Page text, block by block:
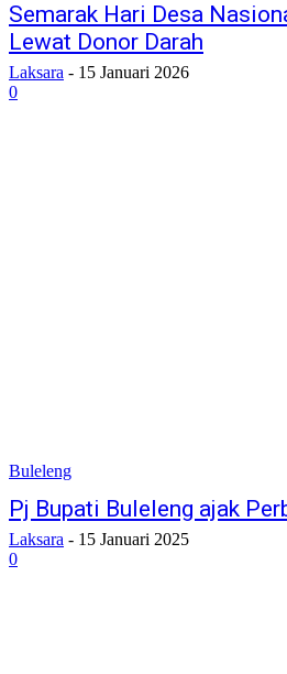
Semarak Hari Desa
Lewat Donor Darah
Laksara - 15 Januari 2026
0
Buleleng
Pj Bupati Buleleng ajak
Laksara - 15 Januari 2025
0